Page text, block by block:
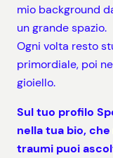
mio background
un grande spazio.
Ogni volta resto
primordiale, poi
gioiello.
Sul tuo profilo
nella tua bio,
traumi puoi